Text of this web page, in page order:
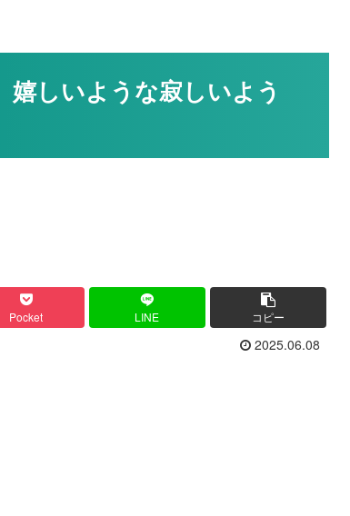
しいような寂しいよう
Pocket LINE コピー
2025.06.08